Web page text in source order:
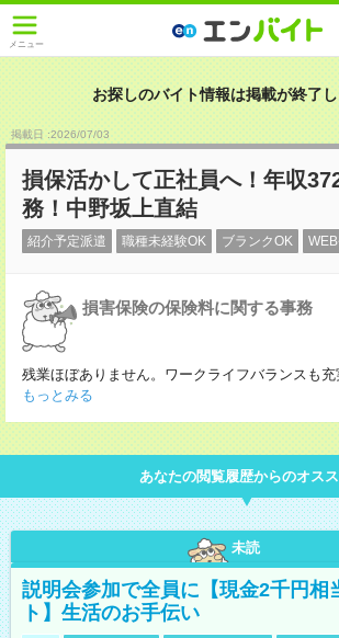
メニュー
お探しのバイト情報は掲載が終了し
掲載日 :2026/07/03
損保活かして正社員へ！年収
務！中野坂上直結
紹介予定派遣 職種未経験OK ブランクOK
損害保険の保険料に関する事務
残業ほぼありません。ワークライフバランスも
もっとみる
あなたの閲覧履歴からのオス
未読
説明会参加で全員に【現金2千円相
ト】生活のお手伝い